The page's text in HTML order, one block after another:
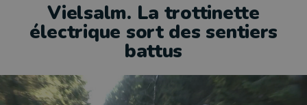
Vielsalm. La trottinette
électrique sort des sentiers
battus